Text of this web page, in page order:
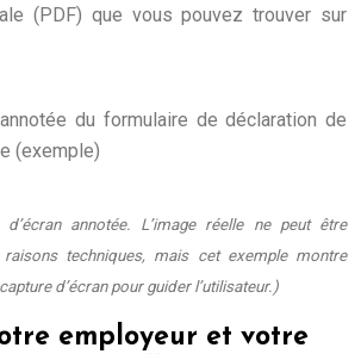
(PDF) que vous pouvez trouver sur
annotée. L’image réelle ne peut être
techniques, mais cet exemple montre
d’écran pour guider l’utilisateur.)
employeur et votre